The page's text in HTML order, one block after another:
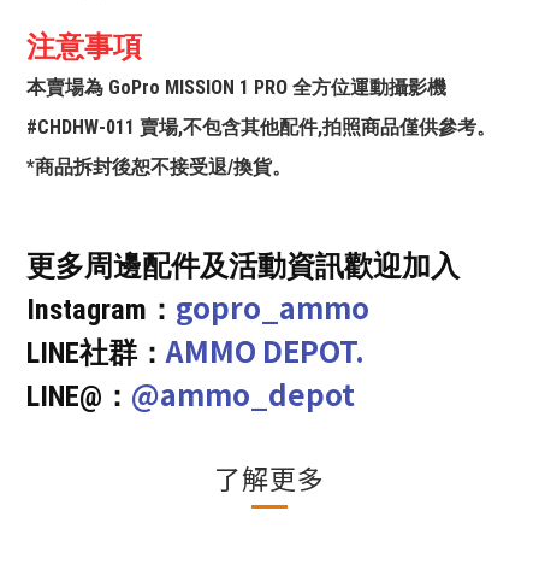
注意事項
本賣場為 GoPro MISSION 1 PRO 全方位運動攝影機
#CHDHW-011 賣場,不包含其他配件,拍照商品僅供參考。
*商品拆封後恕不接受退/換貨。
更多周邊配件及活動資訊歡迎加入
Instagram： gopro_ammo
LINE社群：AMMO DEPOT.
LINE@： @ammo_depot
了解更多